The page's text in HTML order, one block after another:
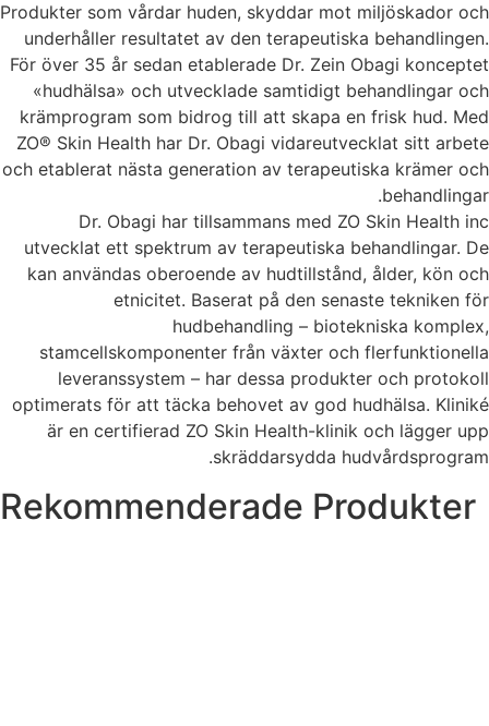
Produkter som vårdar huden, skyddar mot miljöskador och
underhåller resultatet av den terapeutiska behandlingen.
För över 35 år sedan etablerade Dr. Zein Obagi konceptet
«hudhälsa» och utvecklade samtidigt behandlingar och
krämprogram som bidrog till att skapa en frisk hud. Med
ZO® Skin Health har Dr. Obagi vidareutvecklat sitt arbete
och etablerat nästa generation av terapeutiska krämer och
behandlingar.
Dr. Obagi har tillsammans med ZO Skin Health inc
utvecklat ett spektrum av terapeutiska behandlingar. De
kan användas oberoende av hudtillstånd, ålder, kön och
etnicitet. Baserat på den senaste tekniken för
hudbehandling – biotekniska komplex,
stamcellskomponenter från växter och flerfunktionella
leveranssystem – har dessa produkter och protokoll
optimerats för att täcka behovet av god hudhälsa. Kliniké
är en certifierad ZO Skin Health-klinik och lägger upp
skräddarsydda hudvårdsprogram.
Rekommenderade Produkter